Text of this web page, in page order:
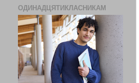
ОДИНАДЦЯТИКЛАСНИКАМ